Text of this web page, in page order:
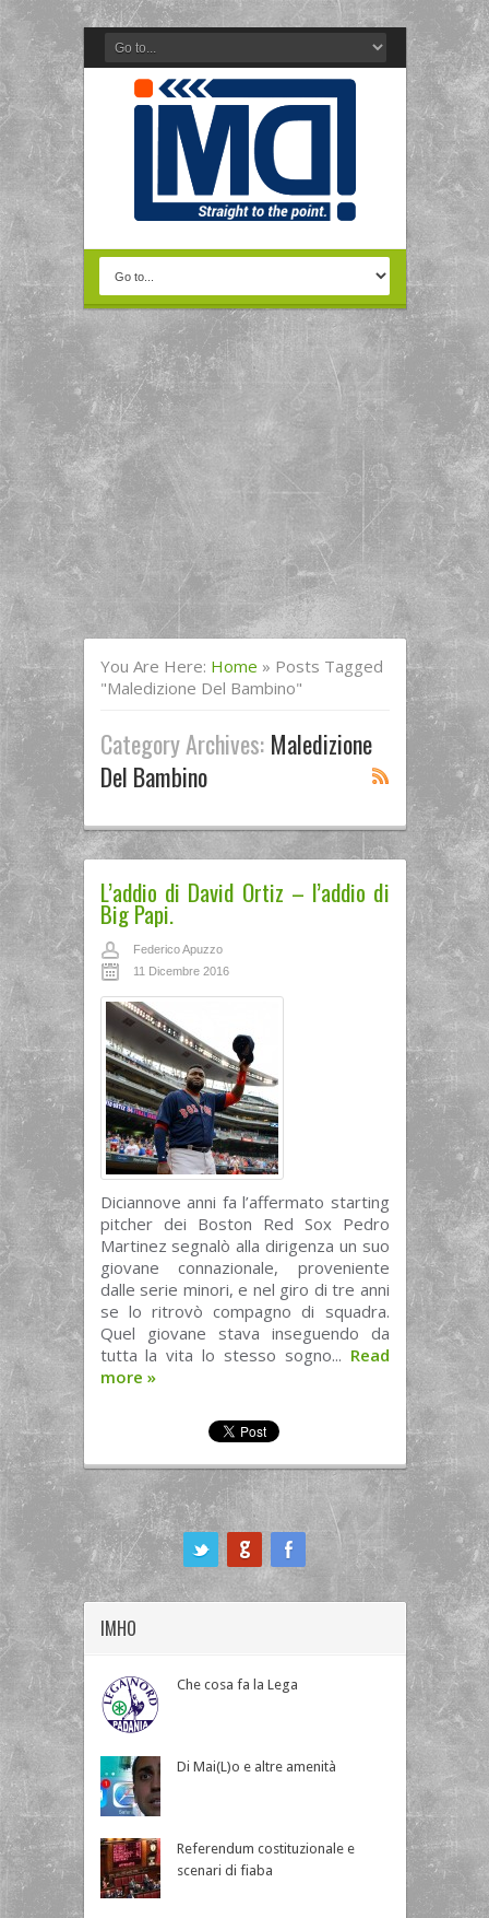
You Are Here: Home » Posts Tagged
"maledizione Del Bambino"
Category Archives: Maledizione
Del Bambino
L’addio di David Ortiz – l’addio di
Big Papi.
Federico Apuzzo
11 Dicembre 2016
Diciannove anni fa l’affermato starting
pitcher dei Boston Red Sox Pedro
Martinez segnalò alla dirigenza un suo
giovane connazionale, proveniente
dalle serie minori, e nel giro di tre anni
se lo ritrovò compagno di squadra.
Quel giovane stava inseguendo da
tutta la vita lo stesso sogno... Read
more »
IMHO
Che cosa fa la Lega
Di Mai(L)o e altre amenità
Referendum costituzionale e
scenari di fiaba